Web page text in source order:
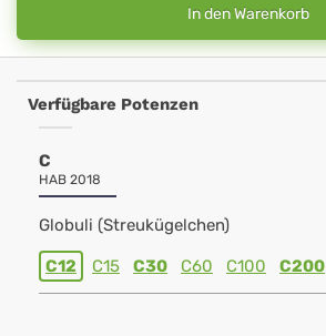
In den Warenkorb
Verfügbare Potenzen
C
HAB 2018
Globuli (Streukügelchen)
C12 C15 C30 C60 C100 C200